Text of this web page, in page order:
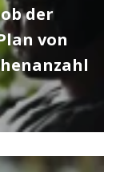
der
von